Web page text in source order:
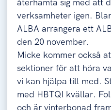
återhämta sig med att
verksamheter igen.
ALBA arrangera ett
den 20 november.
Micke kommer också
sektioner för att höra
vi kan hjälpa till med.
med HBTQI kvällar.